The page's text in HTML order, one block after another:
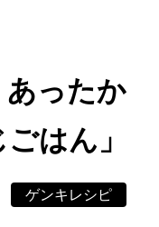
ったか
はん」
ゲンキレシピ